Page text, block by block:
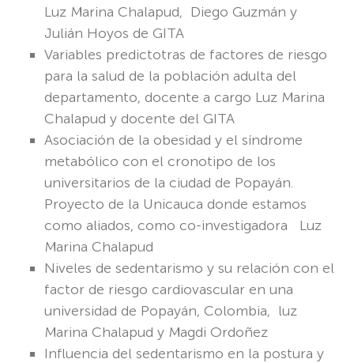
Luz Marina Chalapud, Diego Guzmán y
Julián Hoyos de GITA
Variables predictotras de factores de riesgo
para la salud de la población adulta del
departamento, docente a cargo Luz Marina
Chalapud y docente del GITA
Asociación de la obesidad y el síndrome
metabólico con el cronotipo de los
universitarios de la ciudad de Popayán.
Proyecto de la Unicauca donde estamos
como aliados, como co-investigadora Luz
Marina Chalapud
Niveles de sedentarismo y su relación con el
factor de riesgo cardiovascular en una
universidad de Popayán, Colombia, luz
Marina Chalapud y Magdi Ordoñez
Influencia del sedentarismo en la postura y